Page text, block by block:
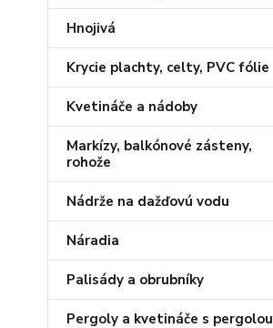
Hnojivá
Krycie plachty, celty, PVC fólie
Kvetináče a nádoby
Markízy, balkónové zásteny,
rohože
Nádrže na dažďovú vodu
Náradia
Palisády a obrubníky
Pergoly a kvetináče s pergolou